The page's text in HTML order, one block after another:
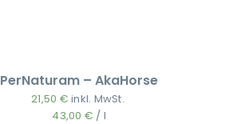
PerNaturam – AkaHorse
21,50 € inkl. MwSt.
43,00 € / l